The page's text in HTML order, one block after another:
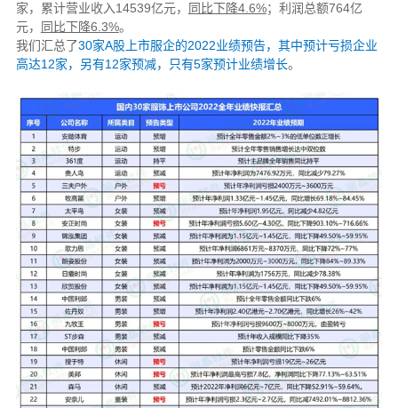
家，累计营业收入14539亿元，
同比下降4.6%；利润总额764亿
元，
同比下降6.3%。
我们汇总了30家A股上市服企的2022业绩预告，其中预计亏损企业
高达12家，另有12家预减，只有5家预计业绩增长。